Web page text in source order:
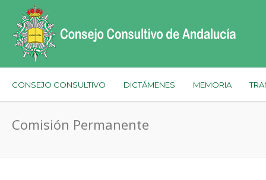
CONSEJO CONSULTIVO DICTÁMENES MEMORIA
Comisión Permanente